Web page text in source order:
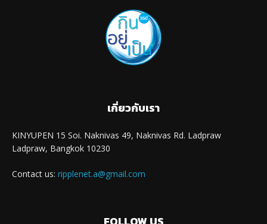
เกี่ยวกับเรา
KINYUPEN 15 Soi. Naknivas 49, Naknivas Rd. Ladpraw
Ladpraw, Bangkok 10230
Contact us: ripplenet.a@gmail.com